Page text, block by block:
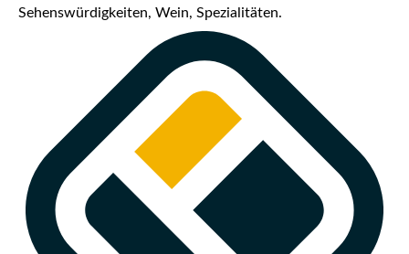
Sehenswürdigkeiten, Wein, Spezialitäten.